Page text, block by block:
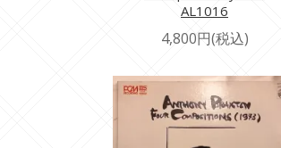
AL1016
4,800円(税込)